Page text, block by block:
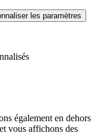
les paramètres
également en dehors
vous affichons des